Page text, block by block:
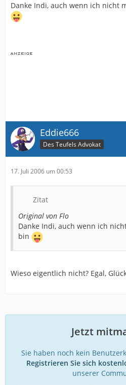
Danke Indi, auch wenn ich nicht
Eddie666
Des Teufels Advokat
17. Juli 2006 um 00:53
Zitat
Original von Flo
Danke Indi, auch wenn ich
bin
Wieso eigentlich nicht? Egal,
Jetzt
Sie haben noch kein
Registrieren Sie sich
unserer